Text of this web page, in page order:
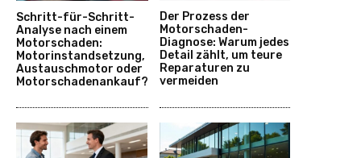
Schritt-für-Schritt-
Analyse nach einem
Motorschaden:
Motorinstandsetzung,
Austauschmotor oder
Motorschadenankauf?
Der Prozess der
Motorschaden-
Diagnose: Warum jedes
Detail zählt, um teure
Reparaturen zu
vermeiden